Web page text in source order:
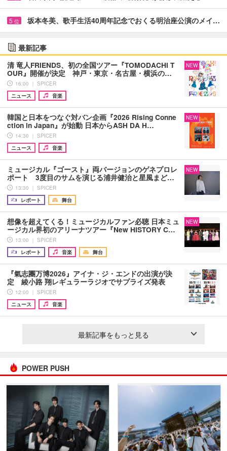
5 位 坂本冬美、歌手生活40周年記念でおくる明治座公演のメイ…
最新記事
清 竜人FRIENDS、初の全国ツアー『TOMODACHI T
OUR』開催が決定 神戸・東京・名古屋・横浜の…
16:00 ｜ SPICER
ニュース
音楽
NEW
韓国と日本をつなぐ対バン企画『2026 Rising Conne
ction in Japan』が始動 日本からASH DA H…
14:30 ｜ SPICER
ニュース
音楽
NEW
ミュージカル『ゴースト』両バージョンのゲネプロレ
ポート 3度目のサムを演じる浦井健治と星風まど…
13:30 ｜ SPICER
レポート
舞台
NEW
想像を超えてくる！ミュージカルファン必聴 日本ミュ
ージカル界初のアリーナツアー『New HISTORY C…
13:00 ｜ SPICER
レポート
音楽 舞台
NEW
『氣志團万博2026』アイナ・ジ・エンドの出演が決
定 綾小路 翔レギュラーラジオでサプライズ発表
12:00 ｜ SPICER
ニュース
音楽
最新記事をもっと見る
POWER PUSH